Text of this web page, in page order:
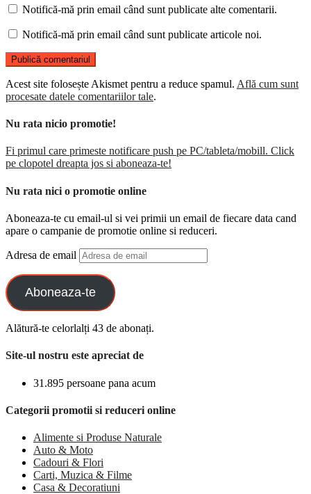
Notifică-mă prin email când sunt publicate alte comentarii.
Notifică-mă prin email când sunt publicate articole noi.
Acest site folosește Akismet pentru a reduce spamul. Află cum sunt
procesate datele comentariilor tale.
Nu rata nicio promotie!
Fi primul care primeste notificare push pe PC/tableta/mobill. Click
pe clopotel dreapta jos si aboneaza-te!
Nu rata nici o promotie online
Aboneaza-te cu email-ul si vei primii un email de fiecare data cand
apare o campanie de promotie online si reduceri.
Adresa de email
Aboneaza-te
Alătură-te celorlalți 43 de abonați.
Site-ul nostru este apreciat de
31.895 persoane pana acum
Categorii promotii si reduceri online
Alimente si Produse Naturale
Auto & Moto
Cadouri & Flori
Carti, Muzica & Filme
Casa & Decoratiuni